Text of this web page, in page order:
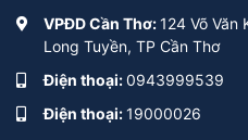
VPĐD Cần Thơ:124 Võ Văn
Long Tuyền, TP Cần Thơ
Điện thoại:0943999539
Điện thoại:19000026